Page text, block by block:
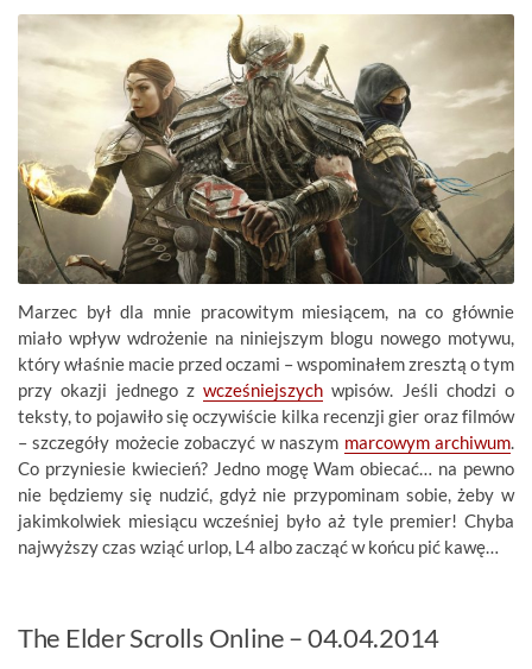
Marzec był dla mnie pracowitym miesiącem, na co głównie
miało wpływ wdrożenie na niniejszym blogu nowego motywu,
który właśnie macie przed oczami – wspominałem zresztą o tym
przy okazji jednego z wcześniejszych wpisów. Jeśli chodzi o
teksty, to pojawiło się oczywiście kilka recenzji gier oraz filmów
– szczegóły możecie zobaczyć w naszym marcowym archiwum.
Co przyniesie kwiecień? Jedno mogę Wam obiecać… na pewno
nie będziemy się nudzić, gdyż nie przypominam sobie, żeby w
jakimkolwiek miesiącu wcześniej było aż tyle premier! Chyba
najwyższy czas wziąć urlop, L4 albo zacząć w końcu pić kawę…
The Elder Scrolls Online – 04.04.2014